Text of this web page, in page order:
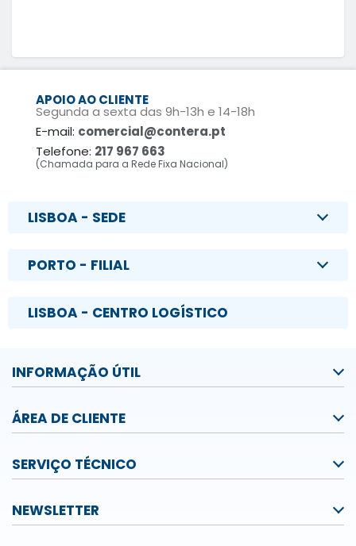
APOIO AO CLIENTE
Segunda a sexta das 9h-13h e 14-18h
E-mail: comercial@contera.pt
Telefone: 217 967 663
(Chamada para a Rede Fixa Nacional)
LISBOA - SEDE
PORTO - FILIAL
LISBOA - CENTRO LOGÍSTICO
INFORMAÇÃO ÚTIL
ÁREA DE CLIENTE
SERVIÇO TÉCNICO
NEWSLETTER